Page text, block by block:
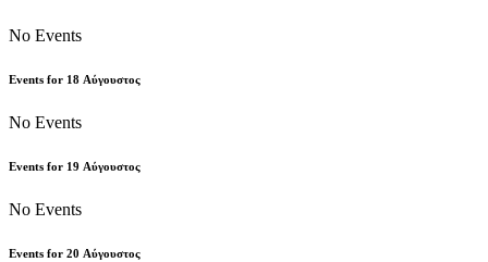
No Events
Events for 18 Αύγουστος
No Events
Events for 19 Αύγουστος
No Events
Events for 20 Αύγουστος